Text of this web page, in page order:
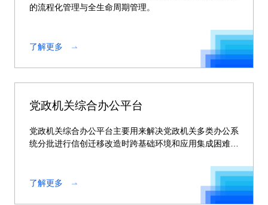
的流程化管理与全生命周期管理。
了解更多
党政机关综合办公平台
党政机关综合办公平台主要用来解决党政机关多类办公系
统分批进行信创迁移改造时跨基础环境和应用集成困难的
了解更多